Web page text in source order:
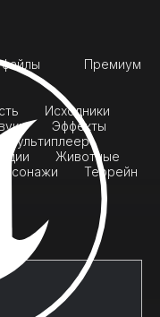
Премиум
Исходники
Эффекты
Мультиплеер
Животные
Террейн